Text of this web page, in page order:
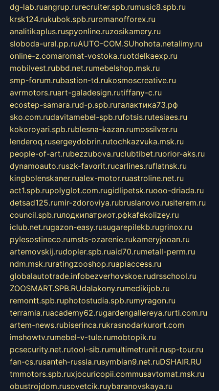
dg-lab.ruangrup.rurecruiter.spb.rumusic8.spb.ru
krsk124.rukubok.spb.ruromanofforex.ru
analitikaplus.ruspyonline.ruzosikamery.ru
sloboda-ural.pp.ruAUTO-COM.SUhohota.netalimy.ru
online-z.comaromat-vostoka.ruotdelkaexp.ru
mobilvest.rubbd.net.rumebelshop.msk.ru
smp-forum.rubastion-td.rukosmoscreative.ru
avrmotors.ruart-galadesign.rutiffany-c.ru
ecostep-samara.rud-p.spb.ruгалактика73.рф
sko.com.rudavitamebel-spb.rufotsis.rutesiaes.ru
kokoroyari.spb.rublesna-kazan.rumossilver.ru
lenderoq.rusergeydobrin.rutochkazvuka.msk.ru
people-of-art.rubezzubova.ruclubtibet.ruorior-aks.ru
dynamoauto.ruszk-favorit.rucarlines.ruflatnsk.ru
kingbolenskaner.rualex-motor.ruastroline.net.ru
act1.spb.rupolyglot.com.rugidlipetsk.ruooo-driada.ru
detsad125.rumir-zdoroviya.rubruslanovo.rusiterem.ru
council.spb.ruлодкипатриот.рфkafekolizey.ru
iclub.net.rugazon-easy.rusugarepilekb.rugrinox.ru
pylesostineco.rumsts-ozarenie.rukameryjooan.ru
artemovskij.rudopler.spb.ruaid70.rumetall-perm.ru
ndm.msk.ruratingzooshop.ruapiaccess.ru
globalautotrade.infobezverhovskoe.rudrsschool.ru
ZOOSMART.SPB.RUdalakony.rumedikijob.ru
remontt.spb.ruphotostudia.spb.rumyragon.ru
terramia.ruacademy62.rugardengallereya.rurti.com.ru
artem-news.rubiserinca.rukrasnodarkurort.com
imshowtv.rumebel-v-tule.rumobtopik.ru
pcsecurity.net.rutool-sib.rumultimetrunit.rusp-tour.ru
fan-cs.rusanteh-russia.rusymbian9.net.ruDSHAIR.RU
tmmotors.spb.ruxjocuricopii.commusavtomat.msk.ru
obustrojdom.rusovetcik.ruybaranovskaya.ru